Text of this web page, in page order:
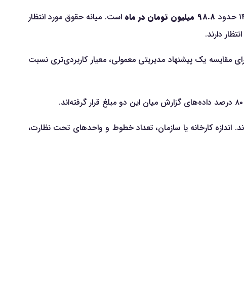
۹۸.۸ میلیون تومان در ماه
است. میانه حقوق مورد انتظار
۷۵ را پوشش می‌دهد و برای مقایسه یک پیشنهاد مدیریتی معمولی، معیار کاربردی‌تری نسبت
اندازه کارخانه یا سازمان، تعداد خطوط و واحدهای تحت نظارت،